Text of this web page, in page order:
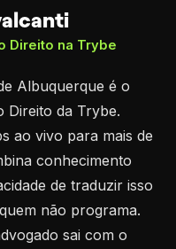
Direito na Trybe
Albuquerque é o
Direito da Trybe.
ao vivo para mais de
conhecimento
de traduzir isso
não programa.
sai com o